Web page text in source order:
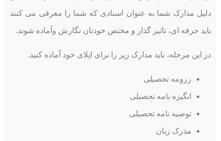
دلیل مدارک شما به عنوان اسنادی که شما را معرفی می کنند
باید حرفه ای، تاثیر گذار و مختص خودتان نگارش وآماده شوند.
در این مرحله، باید مدارک زیر را برای اپلای خود آماده کنید.
رزومه تحصیلی
انگیزه نامه تحصیلی
توصیه نامه تحصیلی
مدرک زبان